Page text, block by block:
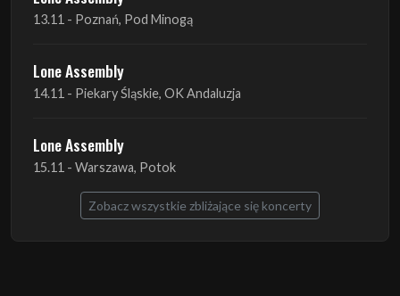
14.11 - Piekary Śląskie, OK Andaluzja
Lone Assembly
15.11 - Warszawa, Potok